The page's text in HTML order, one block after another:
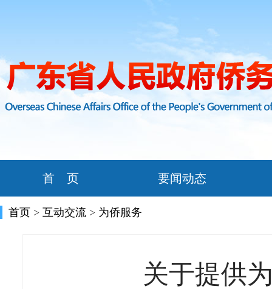
首 页 要闻动态
首页 > 互动交流 > 为侨服务
关于提供